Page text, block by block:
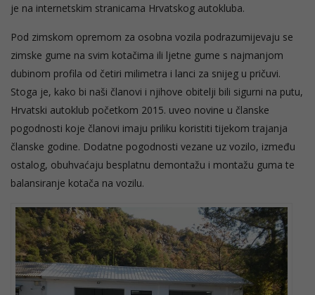
je na internetskim stranicama Hrvatskog autokluba.
Pod zimskom opremom za osobna vozila podrazumijevaju se
zimske gume na svim kotačima ili ljetne gume s najmanjom
dubinom profila od četiri milimetra i lanci za snijeg u pričuvi.
Stoga je, kako bi naši članovi i njihove obitelji bili sigurni na putu,
Hrvatski autoklub početkom 2015. uveo novine u članske
pogodnosti koje članovi imaju priliku koristiti tijekom trajanja
članske godine. Dodatne pogodnosti vezane uz vozilo, između
ostalog, obuhvaćaju besplatnu demontažu i montažu guma te
balansiranje kotača na vozilu.